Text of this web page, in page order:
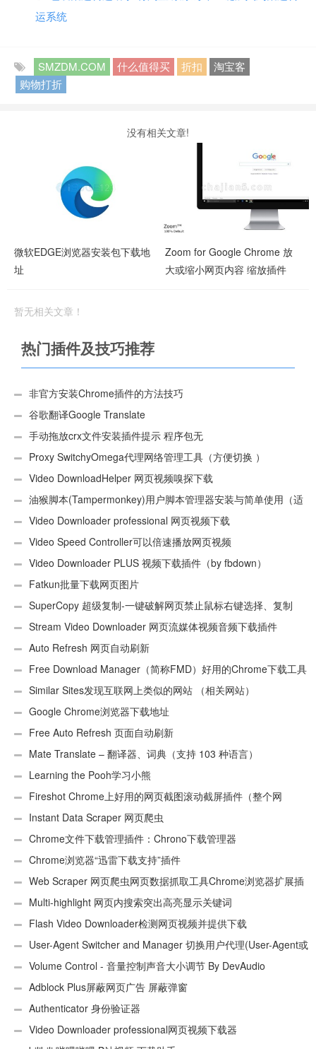
运系统
SMZDM.COM 什么值得买 折扣
淘宝客
购物打折
没有相关文章!
微软EDGE浏览器安装包下载地
址
Zoom for Google Chrome 放
大或缩小网页内容 缩放插件
暂无相关文章！
热门插件及技巧推荐
非官方安装Chrome插件的方法技巧
谷歌翻译Google Translate
手动拖放crx文件安装插件提示 程序包无
效:“CEX_HEADER_INVALID”的解决办法
Proxy SwitchyOmega代理网络管理工具（方便切换 ）
Video DownloadHelper 网页视频嗅探下载
油猴脚本(Tampermonkey)用户脚本管理器安装与简单使用（适
用Android）
Video Downloader professional 网页视频下载
Video Speed Controller可以倍速播放网页视频
Video Downloader PLUS 视频下载插件（by fbdown）
Fatkun批量下载网页图片
SuperCopy 超级复制-一键破解网页禁止鼠标右键选择、复制
Stream Video Downloader 网页流媒体视频音频下载插件
Auto Refresh 网页自动刷新
Free Download Manager（简称FMD）好用的Chrome下载工具
插件Similar Sites发现互联网上类似的网站 （相关网站）
Google Chrome浏览器下载地址
Free Auto Refresh 页面自动刷新
Mate Translate – 翻译器、词典（支持 103 种语言）
Learning the Pooh学习小熊
Fireshot Chrome上好用的网页截图滚动截屏插件（整个网
页）Instant Data Scraper 网页爬虫
Chrome文件下载管理插件：Chrono下载管理器
Chrome浏览器“迅雷下载支持”插件
Web Scraper 网页爬虫网页数据抓取工具Chrome浏览器扩展插
件 Multi-highlight 网页内搜索突出高亮显示关键词
Flash Video Downloader检测网页视频并提供下载
User-Agent Switcher and Manager 切换用户代理(User-Agent或
UA)Volume Control - 音量控制声音大小调节 By DevAudio
Adblock Plus屏蔽网页广告 屏蔽弹窗
Authenticator 身份验证器
Video Downloader professional网页视频下载器